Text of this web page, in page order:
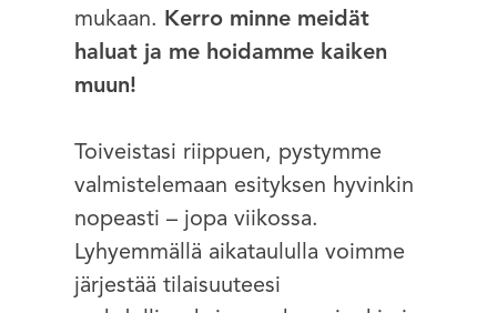
mukaan. Kerro minne meidät
haluat ja me hoidamme kaiken
muun!
Toiveistasi riippuen, pystymme
valmistelemaan esityksen hyvinkin
nopeasti – jopa viikossa.
Lyhyemmällä aikataululla voimme
järjestää tilaisuuteesi